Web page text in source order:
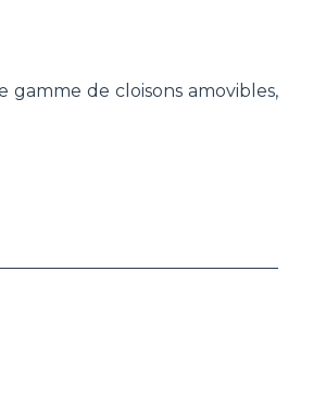
gamme de cloisons amovibles,